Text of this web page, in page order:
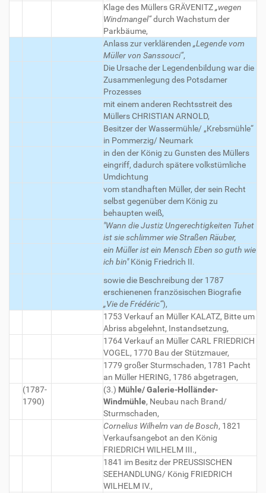
Klage des Müllers GRÄVENITZ„wegen
Windmangel“durch Wachstum der
Parkbäume,
Anlass zur verklärenden „Legende vom
Müller von Sanssouci“,
Die Ursache der Legendenbildung war die
Zusammenlegung des Potsdamer
Prozesses
mit einem anderen Rechtsstreit des
Müllers CHRISTIAN ARNOLD,
Besitzer der Wassermühle/ „Krebsmühle“
in Pommerzig/ Neumark
in den der König zu Gunsten des Müllers
eingriff, dadurch spätere volkstümliche
Umdichtung
vom standhaften Müller, der sein Recht
selbst gegenüber dem König zu
behaupten weiß,
"Wann die Justiz Ungerechtigkeiten Tuhet
ist sie schlimmer wie Straßen Räuber,
ein Müller ist ein Mensch Eben so guth wie
ich bin" König Friedrich II.
sowie die Beschreibung der 1787
erschienenen französischen Biografie
„Vie de Frédéric“),
1753 Verkauf an Müller KALATZ, Bitte um
Abriss abgelehnt, Instandsetzung,
1764 Verkauf an Müller CARL FRIEDRICH
VOGEL, 1770 Bau der Stützmauer,
1779 großer Sturmschaden, 1781 Pacht
an Müller HERING, 1786 abgetragen,
(1787-
1790)
(3.) Mühle/ Galerie-Holländer-
Windmühle, Neubau nach Brand/
Sturmschaden,
Cornelius Wilhelm van de Bosch, 1821
Verkaufsangebot an den König
FRIEDRICH WILHELM III.,
1841 im Besitz der PREUSSISCHEN
SEEHANDLUNG/ König FRIEDRICH
WILHELM IV.,